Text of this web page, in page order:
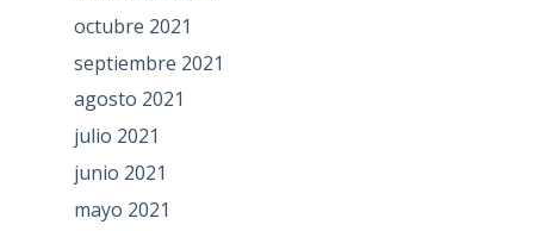
octubre 2021
septiembre 2021
agosto 2021
julio 2021
junio 2021
mayo 2021